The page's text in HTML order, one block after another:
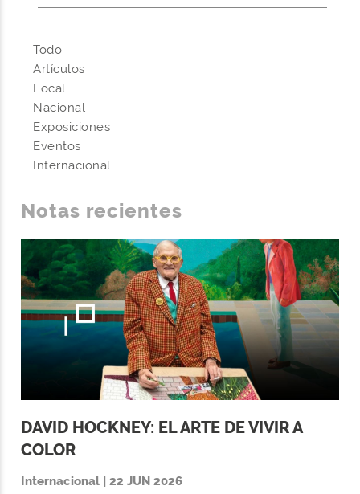
Todo
Artículos
Local
Nacional
Exposiciones
Eventos
Internacional
Notas recientes
DAVID HOCKNEY: EL ARTE DE VIVIR A
COLOR
Internacional | 22 JUN 2026